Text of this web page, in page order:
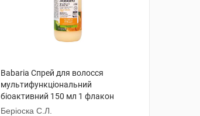
Babaria Спрей для волосся
мультифункціональний
біоактивний 150 мл 1 флакон
Беріоска С.Л.